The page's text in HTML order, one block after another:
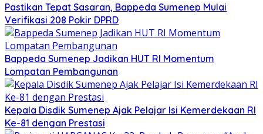
Pastikan Tepat Sasaran, Bappeda Sumenep Mulai
Verifikasi 208 Pokir DPRD
Bappeda Sumenep Jadikan HUT RI Momentum
Lompatan Pembangunan
Kepala Disdik Sumenep Ajak Pelajar Isi Kemerdekaan RI
Ke-81 dengan Prestasi